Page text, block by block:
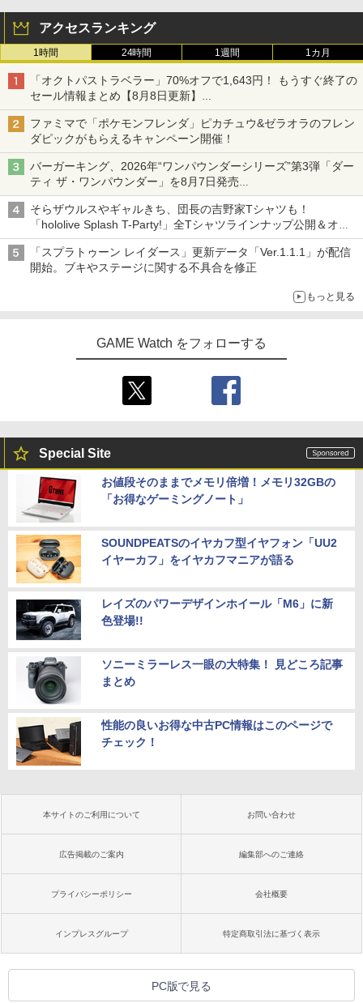
￥11,980
4
【純正品】DualSense ワイヤレスコン
トローラー ミッドナイト ブラック(CFI-
ZCT2J01)
￥10,737
【純正品】DualSense ワイヤレスコン
トローラー(CFI-ZCT2J)
￥10,737
￥8,020
【純正品】Xbox 充電式バッテリー + US
B-C ケーブル
￥2,618
5
【国内正規品】Thrustmaster スラスト
マスター TH8S シフター - PC、PS4、P
S5、PS5 Pro、Xbox One、Xbox Serie
s X|S 対応の高精度 H パターン シフター
￥14,141
ナル三方背収納ケース付きコレクション)
(オリジナル特典:オリジナル巾着＋メー
カー特典:【坤と離】二振りの剣、十翼よ
ボード付) [Blu-ray]
4
劇場版「鬼滅の刃」無限城編 第一章 猗
窩座再来 完全生産限定版 [Blu-ray]
￥8,698
【Amazon.co.jp限定】劇場版モノノ怪
第三章 蛇神 (オリジナル特典:オリジナル
しイラストボード付) [DVD]
￥8,800
3
ャリングケース ハードケース EVAハー
ドシェル 10ゲームカードスロット switc
h2 収納 Joy-Con収納対応 Nintendo Sw
itch2専用 撥水 ブラック/ホワイト
￥2,000
4
ゼルダの伝説 ティアーズ オブ ザ キン
グダム Nintendo Switch 2 Edition
￥7,893
オブラザーズ ワンダー Nintendo Switc
h 2 Edition ＋ みんなでリンリンパーク
￥7,577
ルド6） 【予約特典】DLC「トゥームス
トーンパック」 同梱 オリジナルBOX入
5 B0FKN6ZL1H
￥3,280
【ポイント5倍】PS5 Slim スタンド 新型
縦置き 冷却ファン スタンド 冷却パッド
縦置き 垂直 充電器 USB 静音 リモコン
収納 充電LEDランプ 充電指示ランプ付
滑り止め 冷却台 2台同時充電
￥3,600
Dark Tiesソフト:プレイステーション5
￥4,150
【特典】SILENT HILL: Townfall(【早期
￥4,400
3
[ 押井守 ]
劇場版 カードキャプターさくら 封印さ
れたカード【Blu-ray】 [ 丹下桜 ]
￥4,884
劇場版 カードキャプターさくら【Blu-ra
￥4,884
アクセスランキング
1時間 24時間 1週間 1カ月
「オクトパストラベラー」70%オフで1,643円！ もうすぐ終了の
セール情報まとめ【8月8日更新】
ニンテンドーeショップでは「大神 絶景版」が67%オフで990円
ファミマで「ポケモンフレンダ」ピカチュウ&ゼラオラのフレン
ダピックがもらえるキャンペーン開催！
バーガーキング、2026年“ワンパウンダーシリーズ”第3弾「ダー
ティ ザ・ワンパウンダー」を8月7日発売
「特製ガーリックマヨソース」を使用した超大型チーズバーガー
そらザウルスやギャルきち、団長の吉野家Tシャツも！
「hololive Splash T-Party!」全Tシャツラインナップ公開＆オン
ライン販売開始
「スプラトゥーン レイダース」更新データ「Ver.1.1.1」が配信
開始。ブキやステージに関する不具合を修正
もっと見る
GAME Watch をフォローする
Special Site
お値段そのままでメモリ倍増！メモリ32GBの
「お得なゲーミングノート」
SOUNDPEATSのイヤカフ型イヤフォン「UU2
イヤーカフ」をイヤカフマニアが語る
レイズのパワーデザインホイール「M6」に新
色登場!!
ソニーミラーレス一眼の大特集！ 見どころ記事
まとめ
性能の良いお得な中古PC情報はこのページで
チェック！
本サイトのご利用について お問い合わせ
広告掲載のご案内 編集部へのご連絡
プライバシーポリシー 会社概要
インプレスグループ 特定商取引法に基づく表示
PC版で見る